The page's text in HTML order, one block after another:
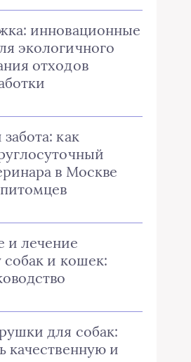
инновационные
экологичного
отходов
как
в Москве
и лечение
собак и кошек:
для собак:
качественную и